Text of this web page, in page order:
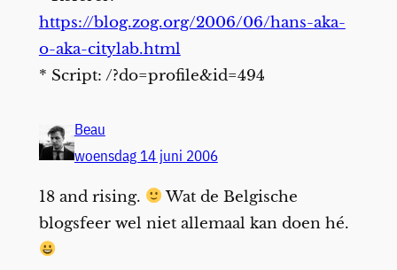
https://blog.zog.org/2006/06/hans-aka-
o-aka-citylab.html
* Script: /?do=profile&id=494
Beau
woensdag 14 juni 2006
18 and rising.
Wat de Belgische
blogsfeer wel niet allemaal kan doen hé.